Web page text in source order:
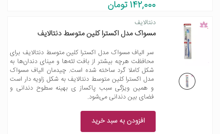
142,000 تومان
دنتالایف
مسواک مدل اکسترا کلین متوسط دنتالایف
سر الیاف مسواک مدل اکسترا کلین متوسط دنتالایف برای
محافظت هرچه بیشتر از بافت لثه‌ها و مینای دندان‌ها به
شکل کاملا گرد ساخته شده است. چیدمان الیاف مسواک
مدل اکسترا کلین متوسط دنتالایف به شکل زاویه‌ دار است
و همین ویژگی سبب پاکساز ی بهینه سطوح دندانی و
فضای بین دندانی می‌شود.
افزودن به سبد خرید